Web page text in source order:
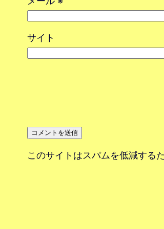
サイト
このサイトはスパムを低減する